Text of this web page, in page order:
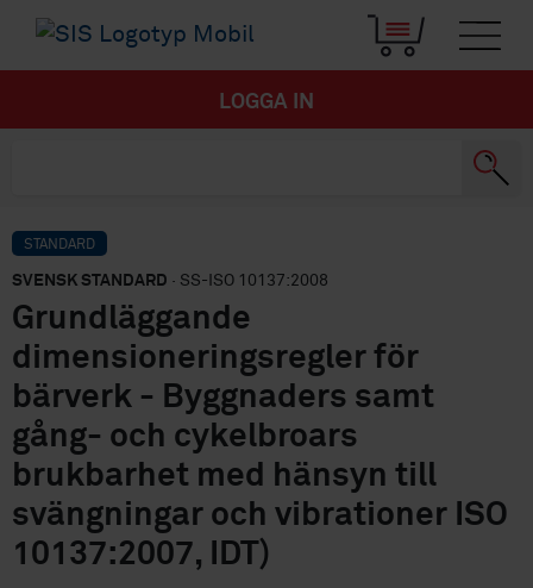
LOGGA IN
STANDARD
SVENSK STANDARD · SS-ISO 10137:2008
Grundläggande
dimensioneringsregler för
bärverk - Byggnaders samt
gång- och cykelbroars
brukbarhet med hänsyn till
svängningar och vibrationer ISO
10137:2007, IDT)